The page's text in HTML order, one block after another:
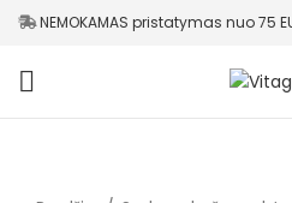
NEMOKAMAS pristatymas nuo 75